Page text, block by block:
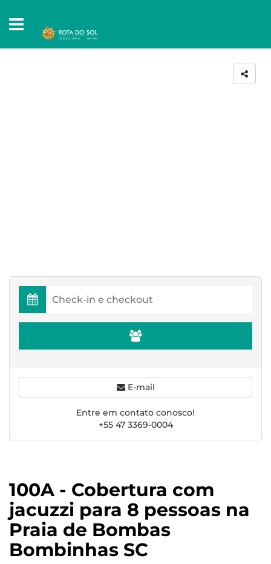
100A - Cobertura com
jacuzzi para 8 pessoas na
Praia de Bombas
Bombinhas SC
E-mail
Entre em contato conosco!
+55 47 3369-0004